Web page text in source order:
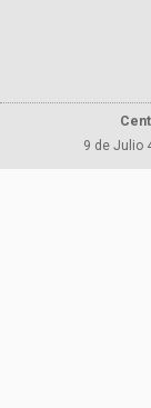
9 de Julio